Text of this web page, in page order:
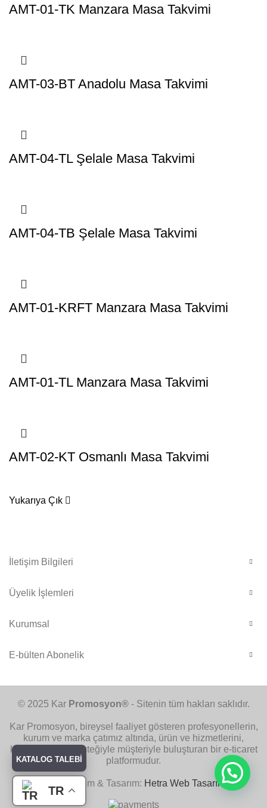
AMT-01-TK Manzara Masa Takvimi
AMT-03-BT Anadolu Masa Takvimi
AMT-04-TL Şelale Masa Takvimi
AMT-04-TB Şelale Masa Takvimi
AMT-01-KRFT Manzara Masa Takvimi
AMT-01-TL Manzara Masa Takvimi
AMT-02-KT Osmanlı Masa Takvimi
Yukarıya Çık
İletişim Bilgileri
Üyelik İşlemleri
Kurumsal
E-bülten Abonelik
© 2025 KarPromosyon®- Sitenin tüm hakları saklıdır.
Kar Promosyon, bireysel faaliyet gösteren profesyonellerin,
kurum ve marka çatımız altında, ürün ve hizmetlerini,
kurumsal yapı desteğiyle müşteriyle buluşturan bir e-ticaret
platformudur.
Web Yazılım & Tasarım: Hetra Web Tasarım
TR
KATALOG TALEBİ